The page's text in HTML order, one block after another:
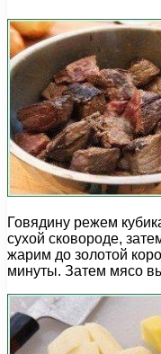
Говядину режем
сухой сковороде,
жарим до золотой
минуты. Затем мясо